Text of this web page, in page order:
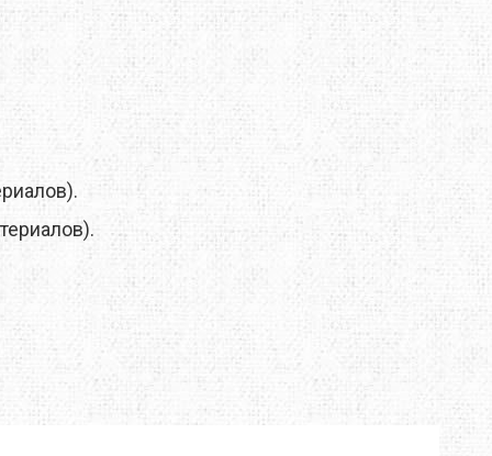
TRAVEL EXTREME
YATE
Е=ДА